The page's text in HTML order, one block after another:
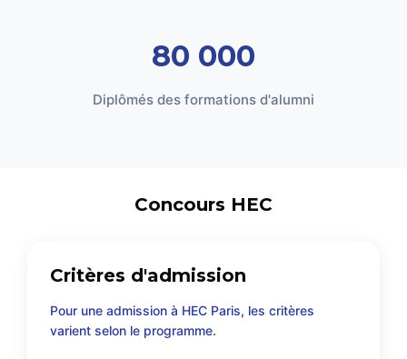
80 000
Diplômés des formations d'alumni
Concours HEC
Critères d'admission
Pour une admission à HEC Paris, les critères
varient selon le programme.